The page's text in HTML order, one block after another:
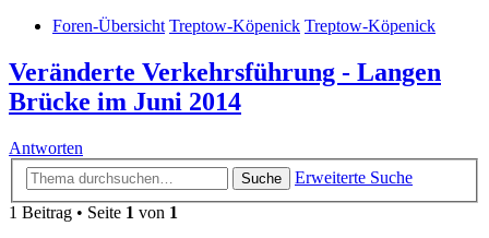
Foren-Übersicht Treptow-Köpenick Treptow-Köpenick
Veränderte Verkehrsführung - Langen
Brücke im Juni 2014
Antworten
Suche
Erweiterte Suche
1 Beitrag • Seite 1 von 1